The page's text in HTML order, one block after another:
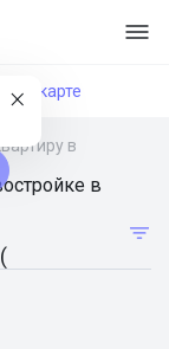
На карте
в
в